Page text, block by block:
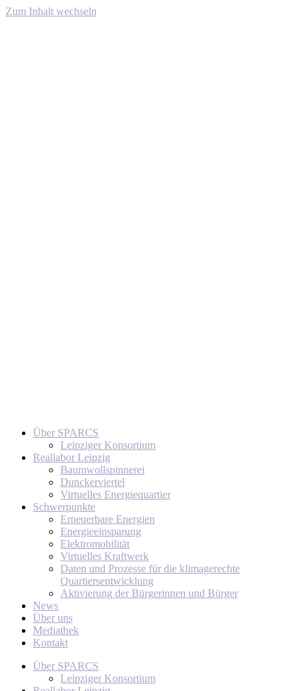
Zum Inhalt wechseln
Über SPARCS
Leipziger Konsortium
Reallabor Leipzig
Baumwollspinnerei
Dunckerviertel
Virtuelles Energiequartier
Schwerpunkte
Erneuerbare Energien
Energieeinsparung
Elektromobilität
Virtuelles Kraftwerk
Daten und Prozesse für die klimagerechte
Quartiersentwicklung
Aktivierung der Bürgerinnen und Bürger
News
Über uns
Mediathek
Kontakt
Über SPARCS
Leipziger Konsortium